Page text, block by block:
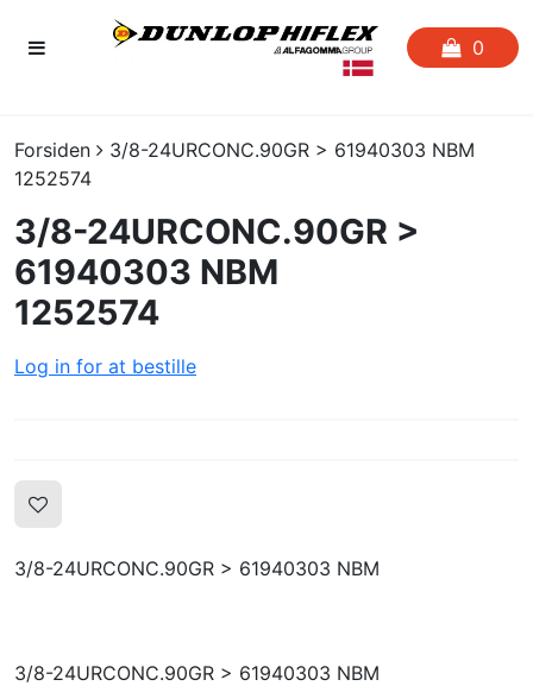
0
FORSIDEN
SLANGESERVICE
KATALOGER
CERTIFIKATER
UDGÅENDE VARER
Forsiden
3/8-24URCONC.90GR > 61940303 NBM
1252574
3/8-24URCONC.90GR >
61940303 NBM
1252574
Log in for at bestille
3/8-24URCONC.90GR > 61940303 NBM
3/8-24URCONC.90GR > 61940303 NBM